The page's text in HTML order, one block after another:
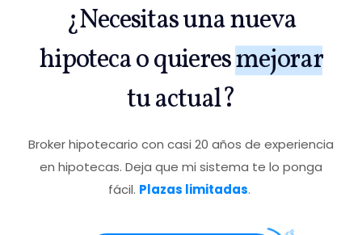
¿Necesitas una nueva
hipoteca o quieresmejorar
tu actual?
Broker hipotecario con casi 20 años de experiencia
en hipotecas. Deja que mi sistema te lo ponga
fácil. Plazas limitadas.